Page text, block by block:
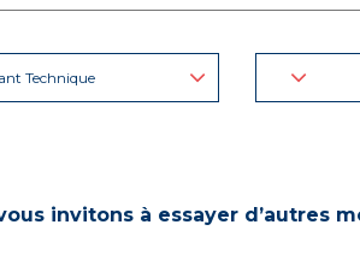
Technique
invitons à essayer d’autres